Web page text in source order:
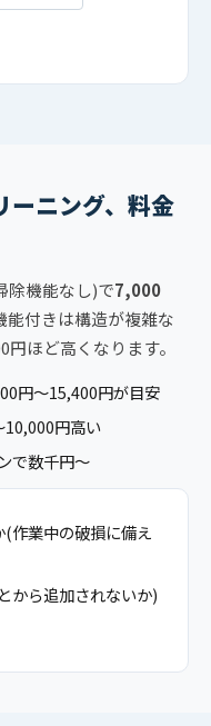
ーニング、料金
除機能なし)で7,000
能付きは構造が複雑な
ほど高くなります。
円〜15,400円が目安
円高い
で数千円〜
作業中の破損に備え
から追加されないか)